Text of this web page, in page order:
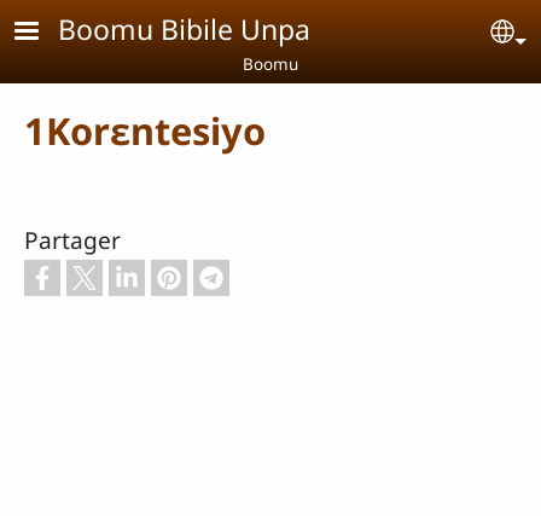
Aller au contenu principal
Boomu Bibile Unpa
Boomu
1Korɛntesiyo
Partager